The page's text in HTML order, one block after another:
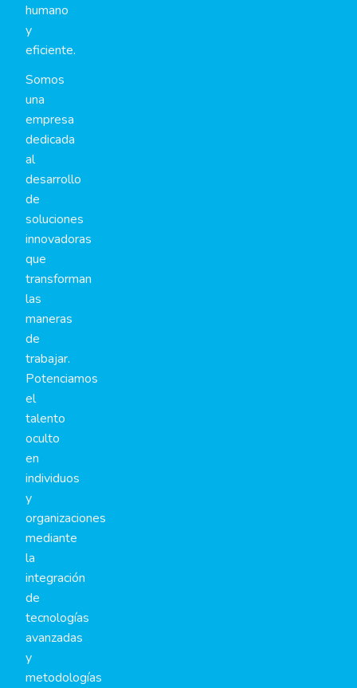
humano
y
eficiente.
Somos
una
empresa
dedicada
al
desarrollo
de
soluciones
innovadoras
que
transforman
las
maneras
de
trabajar.
Potenciamos
el
talento
oculto
en
individuos
y
organizaciones
mediante
la
integración
de
tecnologías
avanzadas
y
metodologías